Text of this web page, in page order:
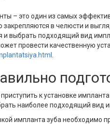
– это один из самых
закрепляются в челюсти и
и выбрать подходящий вид
провести качественную
к установке
наиболее подходящий вид
импланта зуба необходимо